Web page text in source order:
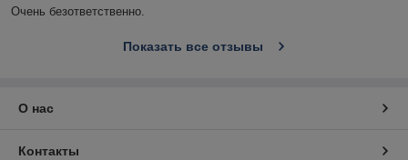
Очень безответственно.
Показать все отзывы
О нас
Контакты